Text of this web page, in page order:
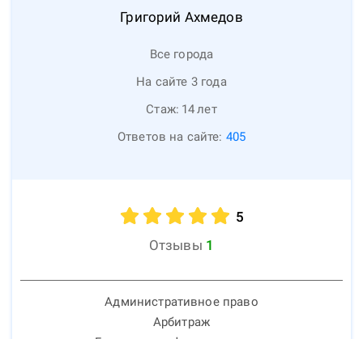
Григорий Ахмедов
Все города
На сайте 3 года
Стаж: 14лет
Ответов на сайте: 405
5
Отзывы 1
Административное право
Арбитраж